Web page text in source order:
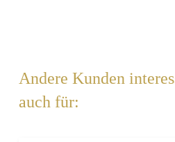
Andere Kunden
auch für: